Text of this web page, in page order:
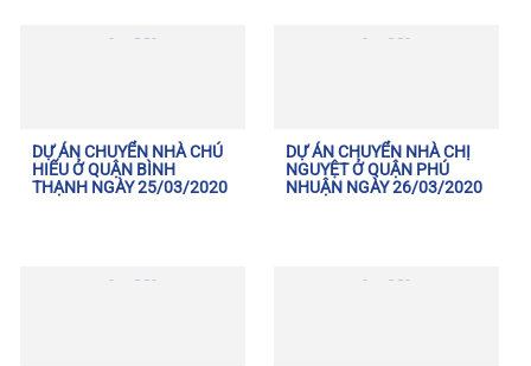
DỰ ÁN CHUYỂN NHÀ CHÚ
HIẾU Ở QUẬN BÌNH
THẠNH NGÀY 25/03/2020
DỰ ÁN CHUYỂN NHÀ CHỊ
NGUYỆT Ở QUẬN PHÚ
NHUẬN NGÀY 26/03/2020